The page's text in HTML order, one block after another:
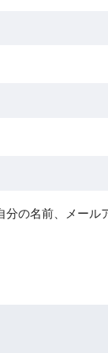
の名前、メール